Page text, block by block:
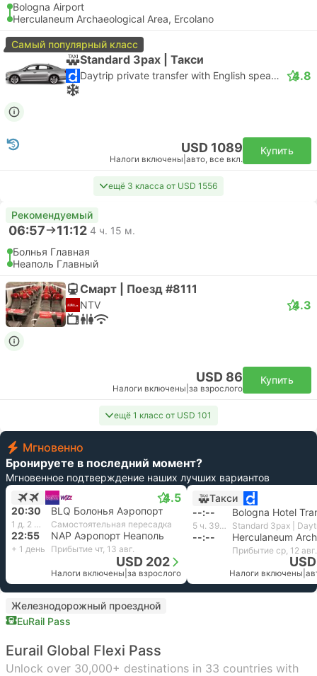
Bologna Airport
Herculaneum Archaeological Area, Ercolano
Самый популярный класс
Standard 3pax | Такси
Daytrip private transfer with English speaking driver 4.8
USD 1089
Налоги включены авто, все вкл.
Купить
ещё 3 класса от USD 1556
Рекомендуемый
06:57 11:12 4 ч. 15 м.
Болнья Главная
Неаполь Главный
Смарт | Поезд #8111
NTV 4.3
USD 86
Налоги включены за взрослого
Купить
ещё 1 класс от USD 101
Мгновенно
Бронируете в последний момент?
Мгновенное подтверждение наших лучших вариантов
4.5
20:30 BLQ Болонья Аэропорт
1 д. 2 ч. 25 м. Самостоятельная пересадка
22:55 NAP Аэропорт Неаполь
+ 1 день Прибытие чт, 13 авг.
USD 202
Налоги включены за взрослого
Такси
--:--
Bologna Hotel
5 ч. 39 м.
--:--
Прибытие ср, 12 авг.
Налоги включены
Железнодорожный проездной
EuRail Pass
Eurail Global Flexi Pass
Unlock over 30,000+ destinations in 33 countries with